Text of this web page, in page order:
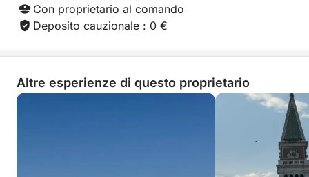
Con proprietario al comando
Deposito cauzionale : 0 €
Altre esperienze di questo proprietario